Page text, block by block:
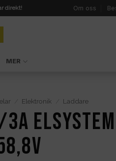
direkt! Om oss
MER
Elektronik Laddare
elsystem